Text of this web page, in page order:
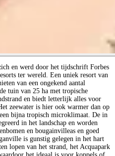
en werd door het tijdschrift Forbes
ter wereld. Een uniek resort van
van een ongekend aantal
tuin van 25 ha met tropische
en biedt letterlijk alles voor
zeewater is hier ook warmer dan op
bijna tropisch microklimaat. De in
in het landschap en worden
en bougainvilleas en goed
is gunstig gelegen in het hart
lopen van het strand, het Acquapark